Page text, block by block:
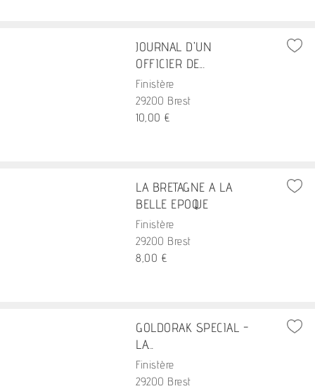
JOURNAL D'UN
OFFICIER DE...
Finistère
29200 Brest
10,00 €
LA BRETAGNE A LA
BELLE EPOQUE
Finistère
29200 Brest
8,00 €
GOLDORAK SPECIAL -
LA...
Finistère
29200 Brest